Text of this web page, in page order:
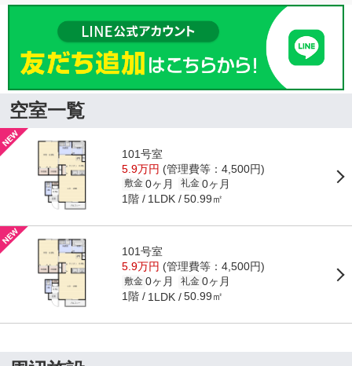
空室一覧
101号室
5.9万円 (管理費等：4,500円)
敷金 0ヶ月 礼金 0ヶ月
1階 1LDK 50.99㎡
101号室
5.9万円 (管理費等：4,500円)
敷金 0ヶ月 礼金 0ヶ月
1階 1LDK 50.99㎡